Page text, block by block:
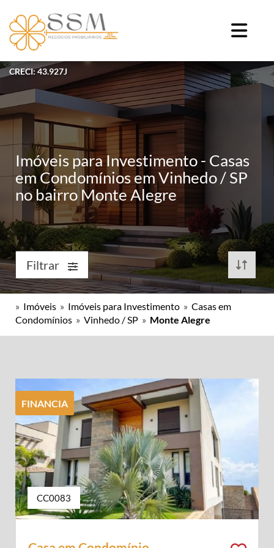
CRECI: 43.927J
Imóveis para Investimento - Casas
em Condomínios em Vinhedo / SP
no bairro Monte Alegre
Filtrar
» Imóveis » Imóveis para Investimento » Casas em
Condomínios » Vinhedo / SP » Monte Alegre
FINANCIA
CC0083